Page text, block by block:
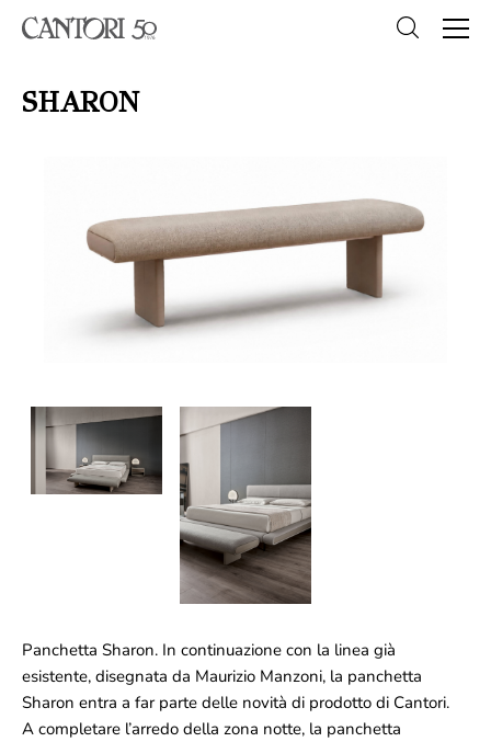
SHARON
Panchetta Sharon. In continuazione con la linea già
esistente, disegnata da Maurizio Manzoni, la panchetta
Sharon entra a far parte delle novità di prodotto di Cantori.
A completare l’arredo della zona notte, la panchetta